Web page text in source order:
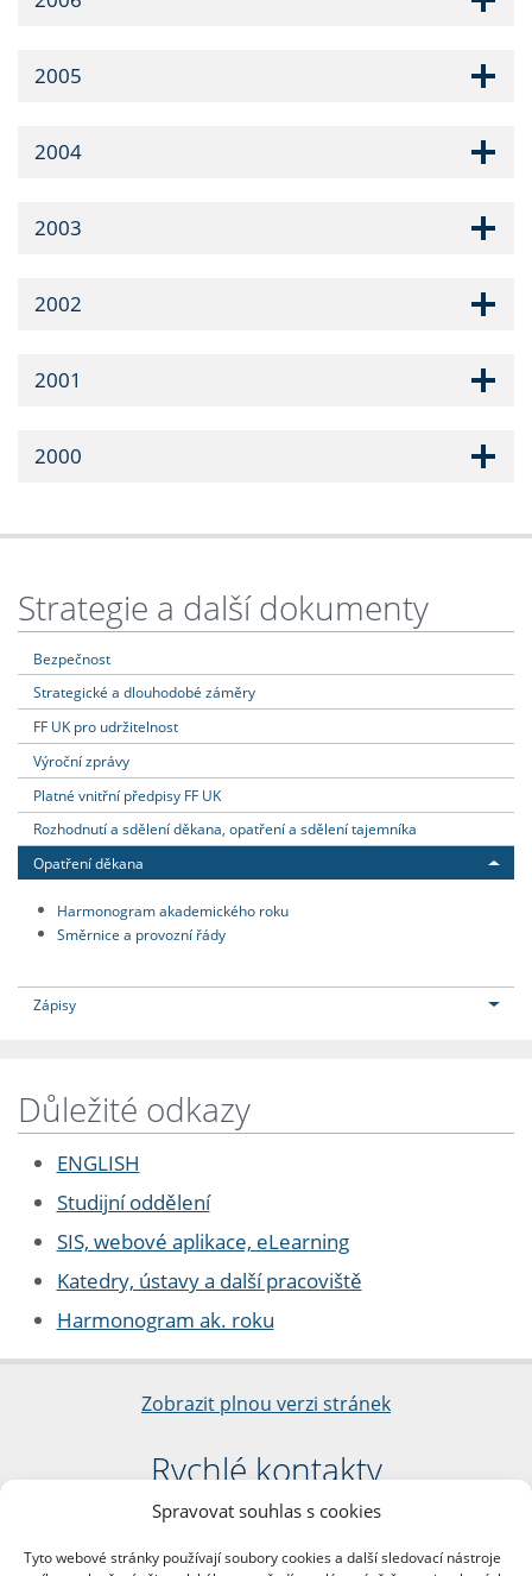
Spravovat souhlas s cookies
Tyto webové stránky používají soubory cookies a další sledovací nástroje
2005
2004
2003
2002
2001
2000
Strategie a další dokumenty
Bezpečnost
Strategické a dlouhodobé záměry
FF UK pro udržitelnost
Výroční zprávy
Platné vnitřní předpisy FF UK
Rozhodnutí a sdělení děkana, opatření a sdělení tajemníka
Opatření děkana
Harmonogram akademického roku
Směrnice a provozní řády
Zápisy
Důležité odkazy
ENGLISH
Studijní oddělení
SIS, webové aplikace, eLearning
Katedry, ústavy a další pracoviště
Harmonogram ak. roku
Zobrazit plnou verzi stránek
Rychlé kontakty
Filozofická fakulta
nám. Jana Palacha 1/2